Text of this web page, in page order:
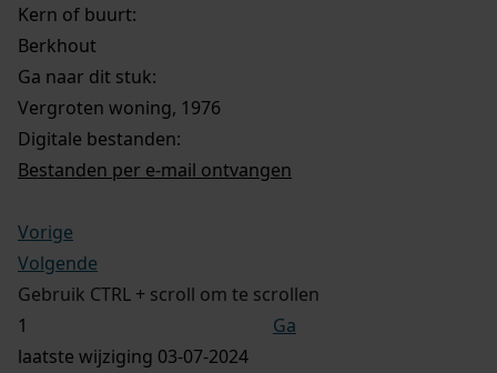
Kern of buurt:
Berkhout
Ga naar dit stuk:
Vergroten woning, 1976
Digitale bestanden:
Bestanden per e-mail ontvangen
Vorige
Volgende
Gebruik CTRL + scroll om te scrollen
Ga
laatste wijziging 03-07-2024